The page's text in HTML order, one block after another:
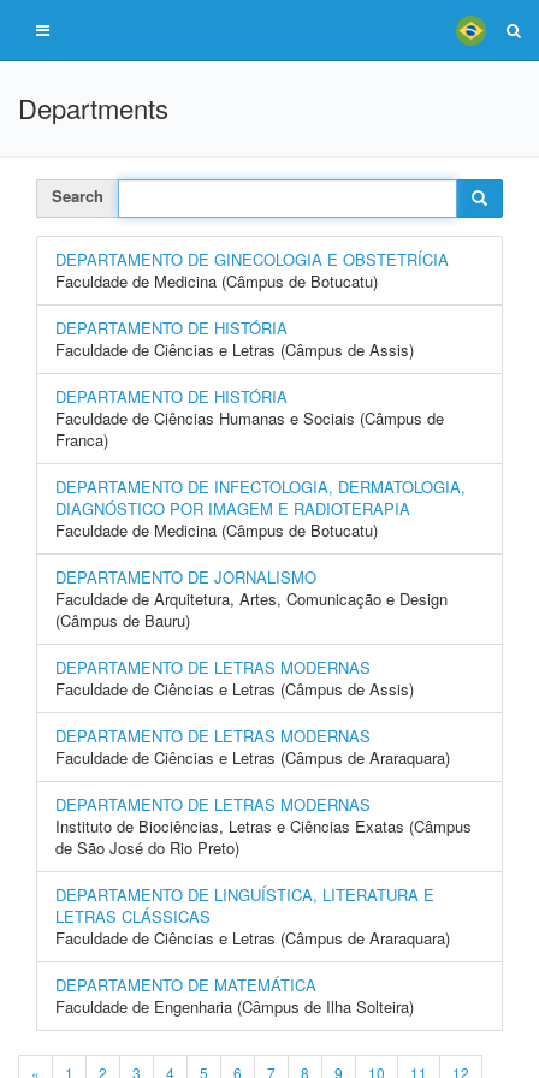
Departments
Search
DEPARTAMENTO DE GINECOLOGIA E OBSTETRÍCIA
Faculdade de Medicina (Câmpus de Botucatu)
DEPARTAMENTO DE HISTÓRIA
Faculdade de Ciências e Letras (Câmpus de Assis)
DEPARTAMENTO DE HISTÓRIA
Faculdade de Ciências Humanas e Sociais (Câmpus de
Franca)
DEPARTAMENTO DE INFECTOLOGIA, DERMATOLOGIA,
DIAGNÓSTICO POR IMAGEM E RADIOTERAPIA
Faculdade de Medicina (Câmpus de Botucatu)
DEPARTAMENTO DE JORNALISMO
Faculdade de Arquitetura, Artes, Comunicação e Design
(Câmpus de Bauru)
DEPARTAMENTO DE LETRAS MODERNAS
Faculdade de Ciências e Letras (Câmpus de Assis)
DEPARTAMENTO DE LETRAS MODERNAS
Faculdade de Ciências e Letras (Câmpus de Araraquara)
DEPARTAMENTO DE LETRAS MODERNAS
Instituto de Biociências, Letras e Ciências Exatas (Câmpus
de São José do Rio Preto)
DEPARTAMENTO DE LINGUÍSTICA, LITERATURA E
LETRAS CLÁSSICAS
Faculdade de Ciências e Letras (Câmpus de Araraquara)
DEPARTAMENTO DE MATEMÁTICA
Faculdade de Engenharia (Câmpus de Ilha Solteira)
« 1 2 3 4 5 6 7 8 9 10 11 12